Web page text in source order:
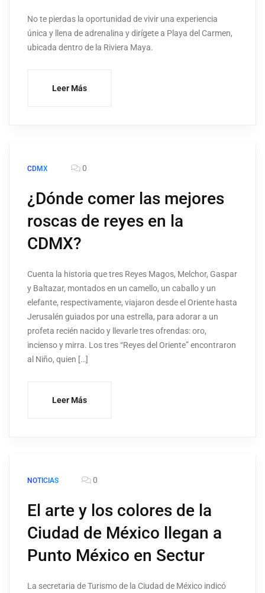
No te pierdas la oportunidad de vivir una experiencia
única y llena de adrenalina y dirígete a Playa del Carmen,
ubicada dentro de la Riviera Maya.
Leer Más
CDMX 0
¿Dónde comer las mejores
roscas de reyes en la
CDMX?
Cuenta la historia que tres Reyes Magos, Melchor, Gaspar
y Baltazar, montados en un camello, un caballo y un
elefante, respectivamente, viajaron desde el Oriente hasta
Jerusalén guiados por una estrella, para adorar a un
profeta recién nacido y llevarle tres ofrendas: oro,
incienso y mirra. Los tres “Reyes del Oriente” encontraron
al Niño, quien […]
Leer Más
NOTICIAS 0
El arte y los colores de la
Ciudad de México llegan a
Punto México en Sectur
La secretaria de Turismo de la Ciudad de México indicó